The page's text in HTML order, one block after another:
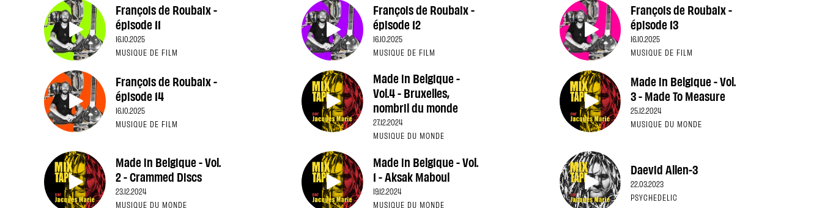
François de Roubaix -
épisode 11
16.10.2025
MUSIQUE DE FILM
François de Roubaix -
épisode 12
16.10.2025
MUSIQUE DE FILM
François de Roubaix -
épisode 13
16.10.2025
MUSIQUE DE FILM
François de Roubaix -
épisode 14
16.10.2025
MUSIQUE DE FILM
Made in Belgique -
Vol.4 - Bruxelles,
nombril du monde
27.12.2024
MUSIQUE DU MONDE
Made in Belgique - Vol.
3 - Made To Measure
25.12.2024
MUSIQUE DU MONDE
Made in Belgique - Vol.
2 - Crammed Discs
23.12.2024
MUSIQUE DU MONDE
Made in Belgique - Vol.
1 - Aksak Maboul
19.12.2024
MUSIQUE DU MONDE
Daevid Allen-3
22.03.2023
PSYCHEDELIC